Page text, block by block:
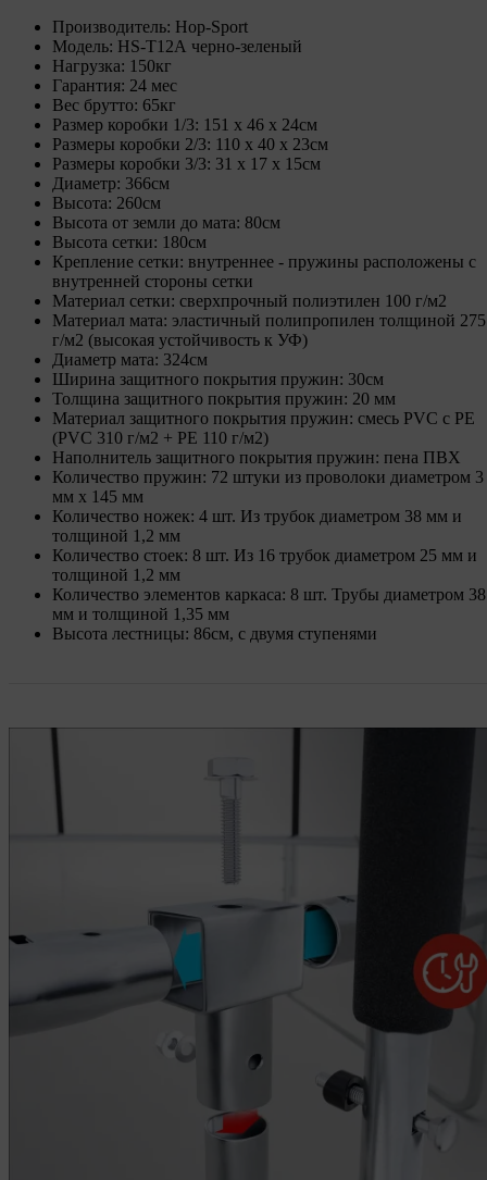
Производитель: Hop-Sport
Модель: HS-T12А черно-зеленый
Нагрузка: 150кг
Гарантия: 24 мес
Вес брутто: 65кг
Размер коробки 1/3: 151 x 46 x 24см
Размеры коробки 2/3: 110 x 40 x 23см
Размеры коробки 3/3: 31 x 17 x 15см
Диаметр: 366см
Высота: 260см
Высота от земли до мата: 80см
Высота сетки: 180см
Крепление сетки: внутреннее - пружины расположены с
внутренней стороны сетки
Материал сетки: сверхпрочный полиэтилен 100 г/м2
Материал мата: эластичный полипропилен толщиной 275
г/м2 (высокая устойчивость к УФ)
Диаметр мата: 324см
Ширина защитного покрытия пружин: 30см
Толщина защитного покрытия пружин: 20 мм
Материал защитного покрытия пружин: смесь PVC с PE
(PVC 310 г/м2 + PE 110 г/м2)
Наполнитель защитного покрытия пружин: пена ПВХ
Количество пружин: 72 штуки из проволоки диаметром 3
мм х 145 мм
Количество ножек: 4 шт. Из трубок диаметром 38 мм и
толщиной 1,2 мм
Количество стоек: 8 шт. Из 16 трубок диаметром 25 мм и
толщиной 1,2 мм
Количество элементов каркаса: 8 шт. Трубы диаметром 38
мм и толщиной 1,35 мм
Высота лестницы: 86см, с двумя ступенями